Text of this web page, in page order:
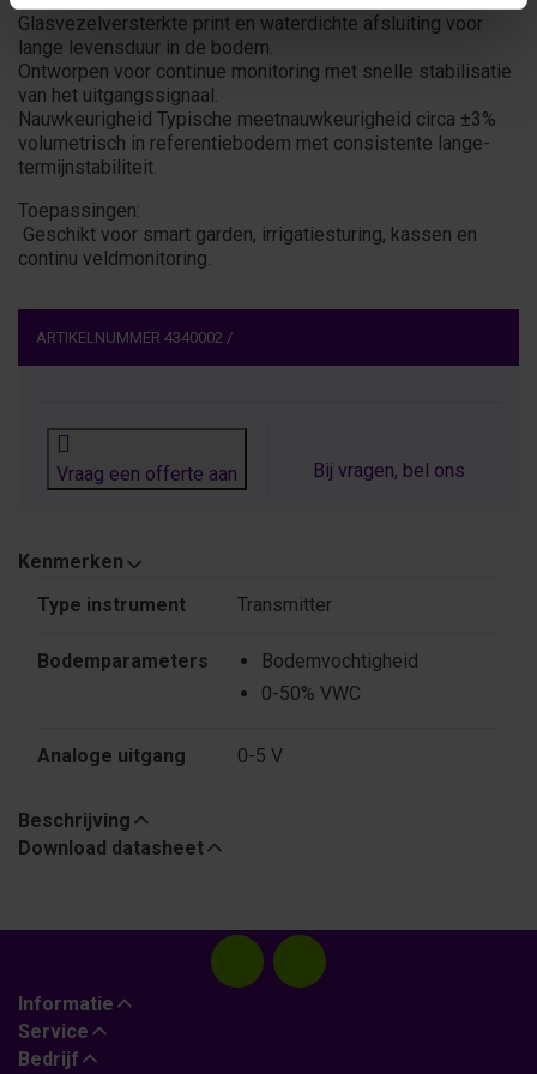
Glasvezelversterkte print en waterdichte afsluiting voor
lange levensduur in de bodem.
Ontworpen voor continue monitoring met snelle stabilisatie
van het uitgangssignaal.
Nauwkeurigheid Typische meetnauwkeurigheid circa ±3%
volumetrisch in referentiebodem met consistente lange-
termijnstabiliteit.
Toepassingen:
Geschikt voor smart garden, irrigatiesturing, kassen en
continu veldmonitoring.
ARTIKELNUMMER 4340002 /
Vraag een offerte aan Bij vragen, bel ons
Kenmerken
Type instrument Transmitter
Bodemparameters
Bodemvochtigheid
0-50% VWC
Analoge uitgang 0-5 V
Beschrijving
Download datasheet
Informatie
Service
Bedrijf